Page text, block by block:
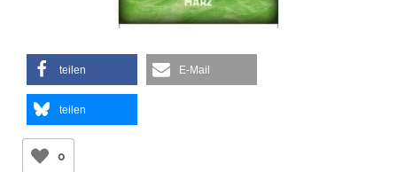
teilen E-Mail
teilen
0